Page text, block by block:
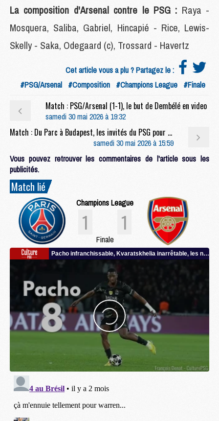
La composition d'Arsenal contre le PSG : Raya -
Mosquera, Saliba, Gabriel, Hincapié - Rice, Lewis-
Skelly - Saka, Odegaard (c), Trossard - Havertz
Cet article vous a plu ? Partagez le :
#PSG/Arsenal #Composition #Champions League #Finale
Match : PSG/Arsenal (1-1), le but de Dembélé en video
samedi 30 mai 2026 à 19:32
Match : Du Parc à Budapest, les invités du PSG pour la finale face à Arsenal
samedi 30 mai 2026 à 15:59
Vous pouvez retrouver les commentaires de l'article sous les
publicités.
Match lié
Champions League
1 1
Finale